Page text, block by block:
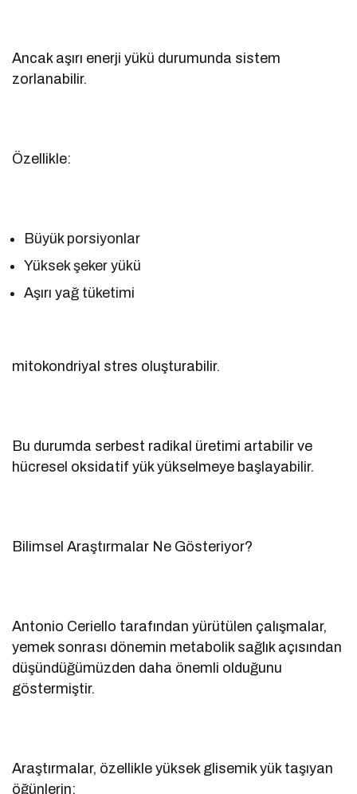
Ancak aşırı enerji yükü durumunda sistem
zorlanabilir.
Özellikle:
Büyük porsiyonlar
Yüksek şeker yükü
Aşırı yağ tüketimi
mitokondriyal stres oluşturabilir.
Bu durumda serbest radikal üretimi artabilir ve
hücresel oksidatif yük yükselmeye başlayabilir.
Bilimsel Araştırmalar Ne Gösteriyor?
Antonio Ceriello tarafından yürütülen çalışmalar,
yemek sonrası dönemin metabolik sağlık açısından
düşündüğümüzden daha önemli olduğunu
göstermiştir.
Araştırmalar, özellikle yüksek glisemik yük taşıyan
öğünlerin: